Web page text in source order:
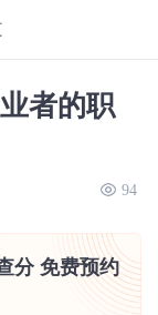
者的职
94
分 免费预约